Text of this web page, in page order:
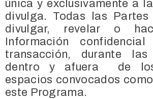
única y exclusivamente a
divulga. Todas las Partes
divulgar, revelar o
Información
transacción, durante las
dentro y afuera de
espacios convocados
este Programa.